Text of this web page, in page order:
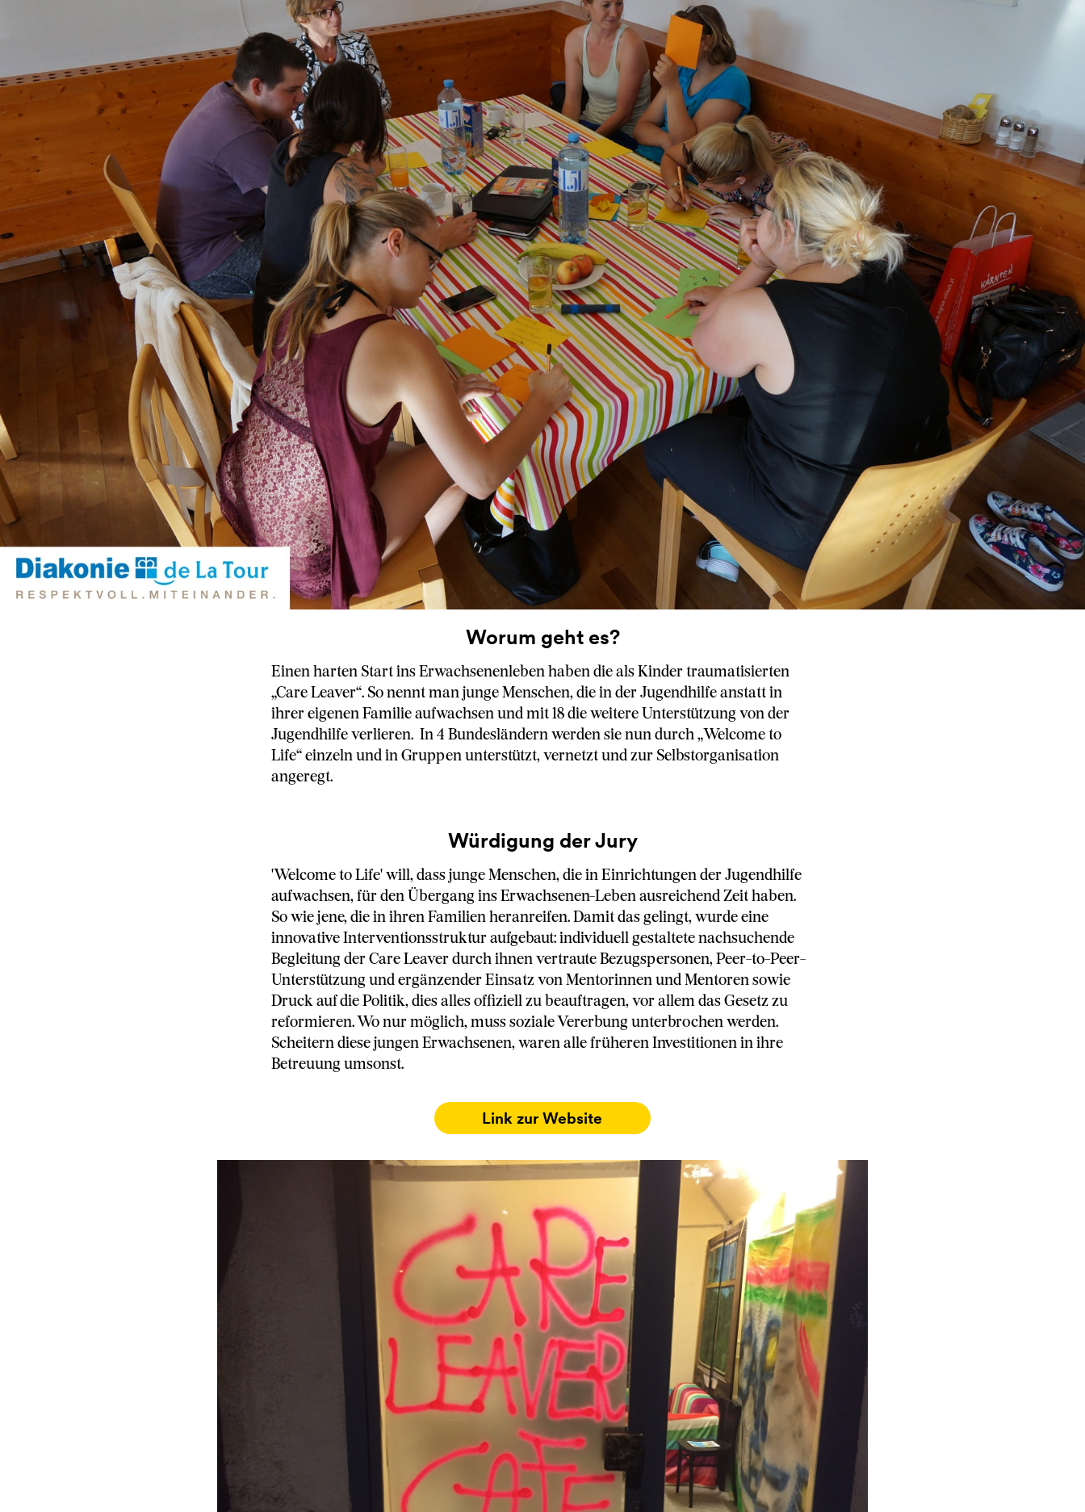
Worum geht es?
Einen harten Start ins Erwachsenenleben haben die als Kinder traumatisierten
„Care Leaver“. So nennt man junge Menschen, die in der Jugendhilfe anstatt in
ihrer eigenen Familie aufwachsen und mit 18 die weitere Unterstützung von der
Jugendhilfe verlieren. In 4 Bundesländern werden sie nun durch „Welcome to
Life“ einzeln und in Gruppen unterstützt, vernetzt und zur Selbstorganisation
angeregt.
Würdigung der Jury
'Welcome to Life' will, dass junge Menschen, die in Einrichtungen der Jugendhilfe
aufwachsen, für den Übergang ins Erwachsenen-Leben ausreichend Zeit haben.
So wie jene, die in ihren Familien heranreifen. Damit das gelingt, wurde eine
innovative Interventionsstruktur aufgebaut: individuell gestaltete nachsuchende
Begleitung der Care Leaver durch ihnen vertraute Bezugspersonen, Peer-to-Peer-
Unterstützung und ergänzender Einsatz von Mentorinnen und Mentoren sowie
Druck auf die Politik, dies alles offiziell zu beauftragen, vor allem das Gesetz zu
reformieren. Wo nur möglich, muss soziale Vererbung unterbrochen werden.
Scheitern diese jungen Erwachsenen, waren alle früheren Investitionen in ihre
Betreuung umsonst.
Link zur Website